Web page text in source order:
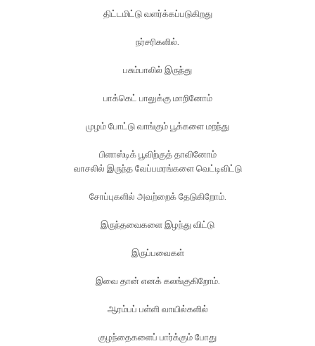
திட்டமிட்டு வளர்க்கப்படுகிறது
நர்சரிகளில்.
பசும்பாலில் இருந்து
பாக்கெட் பாலுக்கு மாறினோம்
முழம் போட்டு வாங்கும் பூக்களை மறந்து
பிளாஸ்டிக் பூவிற்குத் தாவினோம்
வாசலில் இருந்த வேப்பமரங்களை வெட்டிவிட்டு
சோப்புகளில் அவற்றைக் தேடுகிறோம்.
இருந்தவைகளை இழந்து விட்டு
இருப்பவைகள்
இவை தான் எனக் கலங்குகிறோம்.
ஆரம்பப் பள்ளி வாயில்களில்
குழந்தைகளைப் பார்க்கும் போது